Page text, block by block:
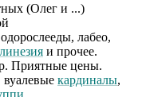
(Олег и ...)
лабео,
и прочее.
Приятные цены.
кардиналы,
.